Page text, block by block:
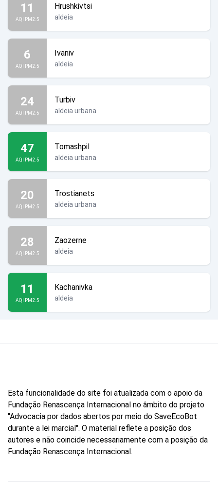
11
AQI PM2.5
Hrushkivtsi
aldeia
6
AQI PM2.5
Ivaniv
aldeia
24
AQI PM2.5
Turbiv
aldeia urbana
47
AQI PM2.5
Tomashpil
aldeia urbana
20
AQI PM2.5
Trostianets
aldeia urbana
28
AQI PM2.5
Zaozerne
aldeia
11
AQI PM2.5
Kachanivka
aldeia
Esta funcionalidade do site foi atualizada com o apoio da
Fundação Renascença Internacional no âmbito do projeto
"Advocacia por dados abertos por meio do SaveEcoBot
durante a lei marcial". O material reflete a posição dos
autores e não coincide necessariamente com a posição da
Fundação Renascença Internacional.